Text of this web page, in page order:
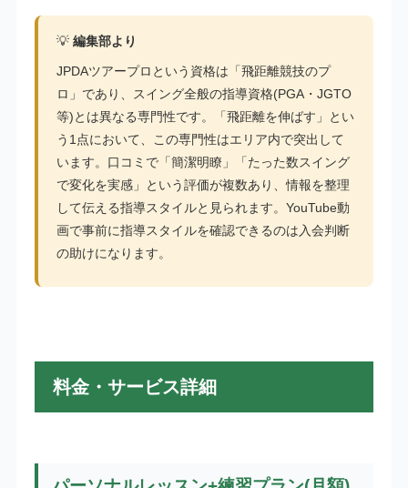
💡 編集部より
JPDAツアープロという資格は「飛距離競技のプ
ロ」であり、スイング全般の指導資格(PGA・JGTO
等)とは異なる専門性です。「飛距離を伸ばす」とい
う1点において、この専門性はエリア内で突出して
います。口コミで「簡潔明瞭」「たった数スイング
で変化を実感」という評価が複数あり、情報を整理
して伝える指導スタイルと見られます。YouTube動
画で事前に指導スタイルを確認できるのは入会判断
の助けになります。
料金・サービス詳細